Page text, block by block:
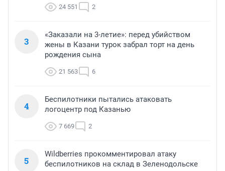
24 551 2
3
«Заказали на 3-летие»: перед убийством
жены в Казани турок забрал торт на день
рождения сына
21 563 6
4
Беспилотники пытались атаковать
логоцентр под Казанью
7 669 2
5
Wildberries прокомментировал атаку
беспилотников на склад в Зеленодольске